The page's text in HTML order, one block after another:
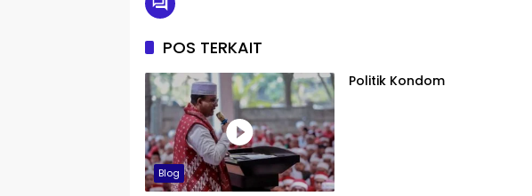
POS TERKAIT
Blog
Politik Kondom